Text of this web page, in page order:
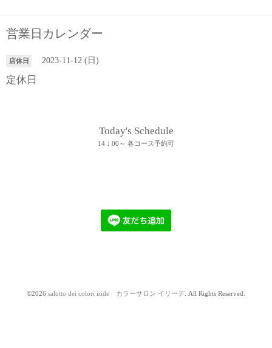
営業日カレンダー
店休日 2023-11-12 (日)
定休日
Today's Schedule
14：00～ 各コース予約可
©2026 salotto dei colori iride カラーサロン イリーデ. All Rights Reserved.